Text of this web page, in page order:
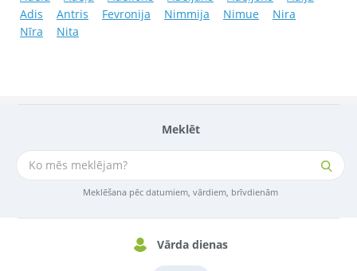
Meklēt
Meklēšana pēc datumiem, vārdiem, brīvdienām
Vārda dienas
Adis
Antris Fevronija Nimmija Nimue
Nira
Nīra
Nita